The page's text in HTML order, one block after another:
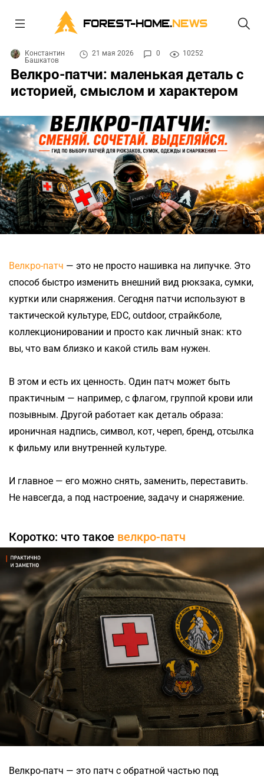
FOREST-HOME.NEWS
Константин
Башкатов
21 мая 2026 0 10252
Велкро-патчи: маленькая деталь с
историей, смыслом и характером
Велкро-патч — это не просто нашивка на липучке. Это
способ быстро изменить внешний вид рюкзака, сумки,
куртки или снаряжения. Сегодня патчи используют в
тактической культуре, EDC, outdoor, страйкболе,
коллекционировании и просто как личный знак: кто
вы, что вам близко и какой стиль вам нужен.
В этом и есть их ценность. Один патч может быть
практичным — например, с флагом, группой крови или
позывным. Другой работает как деталь образа:
ироничная надпись, символ, кот, череп, бренд, отсылка
к фильму или внутренней культуре.
И главное — его можно снять, заменить, переставить.
Не навсегда, а под настроение, задачу и снаряжение.
Коротко: что такое велкро-патч
Велкро-патч — это патч с обратной частью под